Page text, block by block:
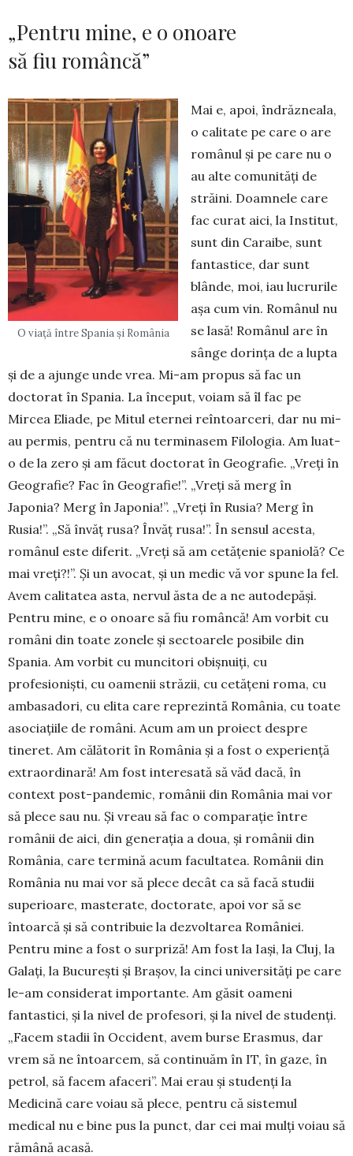
„Pentru mine, e o onoare
să fiu româncă”
O viață între Spania și România
Mai e, apoi, îndrăzneala,
o calitate pe care o are
românul și pe care nu o
au alte comunități de
străini. Doamnele care
fac curat aici, la Institut,
sunt din Caraibe, sunt
fantastice, dar sunt
blânde, moi, iau lucrurile
așa cum vin. Românul nu
se lasă! Românul are în
sânge dorința de a lupta
și de a ajunge unde vrea. Mi-am propus să fac un
doctorat în Spania. La început, voiam să îl fac pe
Mircea Eliade, pe Mitul eternei reîntoarceri, dar nu mi-
au permis, pentru că nu terminasem Filologia. Am luat-
o de la zero și am făcut doctorat în Geografie. „Vreți în
Geografie? Fac în Geografie!”. „Vreți să merg în
Japonia? Merg în Japonia!”. „Vreți în Rusia? Merg în
Rusia!”. „Să învăț rusa? Învăț rusa!”. În sensul acesta,
românul este diferit. „Vreți să am cetățenie spaniolă? Ce
mai vreți?!”. Și un avocat, și un medic vă vor spune la fel.
Avem calitatea asta, nervul ăsta de a ne autodepăși.
Pentru mine, e o onoare să fiu româncă! Am vorbit cu
români din toate zonele și sectoarele posibile din
Spania. Am vorbit cu muncitori obișnuiți, cu
profesioniști, cu oamenii străzii, cu cetățeni roma, cu
ambasadori, cu elita care reprezintă România, cu toate
asociațiile de români. Acum am un proiect despre
tineret. Am călătorit în România și a fost o experiență
extraordinară! Am fost interesată să văd dacă, în
context post-pandemic, românii din România mai vor
să plece sau nu. Și vreau să fac o comparație între
românii de aici, din generația a doua, și românii din
România, care termină acum facultatea. Românii din
România nu mai vor să plece decât ca să facă studii
superioare, masterate, doctorate, apoi vor să se
întoarcă și să contribuie la dezvoltarea României.
Pentru mine a fost o surpriză! Am fost la Iași, la Cluj, la
Galați, la București și Brașov, la cinci universități pe care
le-am considerat importante. Am găsit oameni
fantastici, și la nivel de profesori, și la nivel de studenți.
„Facem stadii în Occident, avem burse Erasmus, dar
vrem să ne întoarcem, să continuăm în IT, în gaze, în
petrol, să facem afaceri”. Mai erau și studenți la
Medicină care voiau să plece, pentru că sistemul
medical nu e bine pus la punct, dar cei mai mulți voiau să
rămână acasă.